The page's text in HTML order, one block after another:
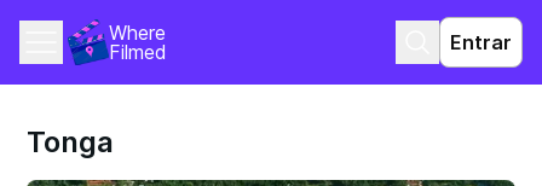
Where
Filmed
Entrar
Tonga